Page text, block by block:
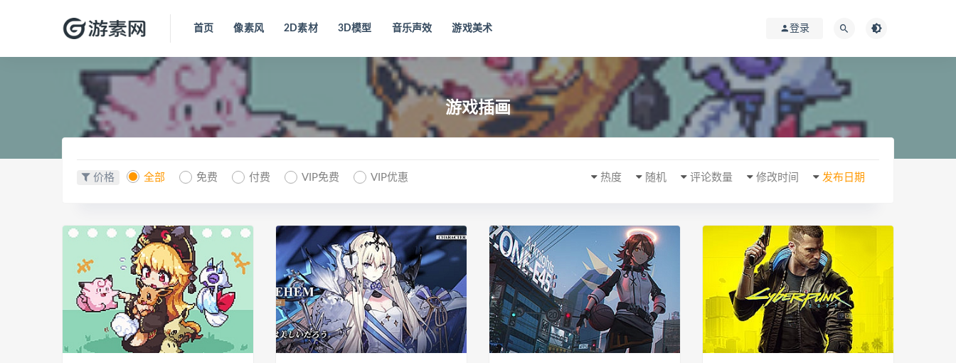
首页 像素风 2D素材 3D模型 音乐声效 游戏美术 登录
游戏插画
价格 全部 免费 付费 VIP免费 VIP优惠 发布日期
修改时间
评论数量
随机
热度